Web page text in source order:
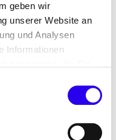
geben wir
unserer Website an
und Analysen
Informationen